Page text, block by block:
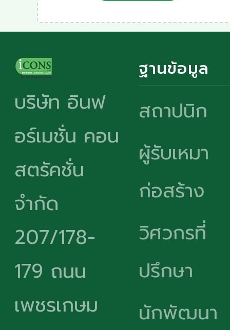
บริษัท อินฟ
อร์เมชั่น คอน
สตรัคชั่น
จำกัด
207/178-
179 ถนน
เพชรเกษม
ฐานข้อมูล
สถาปนิก
ผู้รับเหมา
ก่อสร้าง
วิศวกรที่
ปรึกษา
นักพัฒนา